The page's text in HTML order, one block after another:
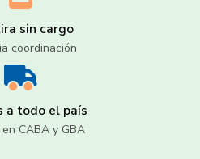
sin cargo
coordinación
a todo el país
CABA y GBA